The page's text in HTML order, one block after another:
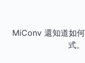
MiConv 還知道如
式